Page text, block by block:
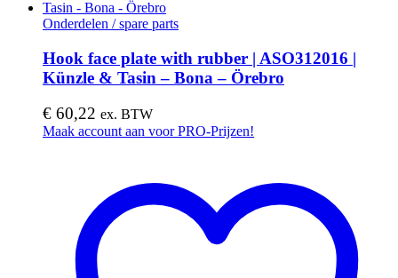
Onderdelen / spare parts
Hook face plate with rubber | ASO312016 |
Künzle & Tasin – Bona – Örebro
€ 60,22 ex. BTW
Maak account aan voor PRO-Prijzen!